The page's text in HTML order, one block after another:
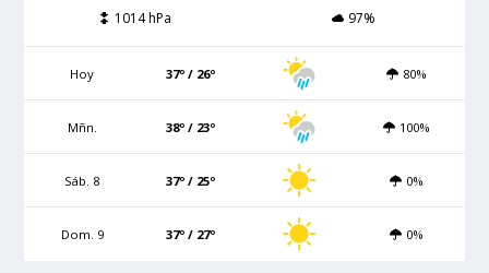
1014 hPa
97%
Hoy 37º / 26º 80%
Mñn. 38º / 23º 100%
Sáb. 8 37º / 25º 0%
Dom. 9 37º / 27º 0%